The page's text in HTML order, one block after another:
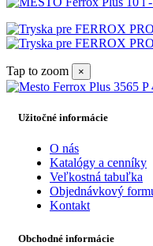
Tap to zoom ×
Užitočné informácie
O nás
Katalógy a cenníky
Veľkostná tabuľka
Objednávkový
Kontakt
Obchodné informácie